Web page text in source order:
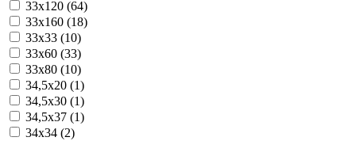
33x120 (64)
33x160 (18)
33x33 (10)
33x60 (33)
33x80 (10)
34,5x20 (1)
34,5x30 (1)
34,5x37 (1)
34x34 (2)